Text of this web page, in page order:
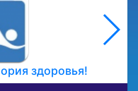
здоровья!